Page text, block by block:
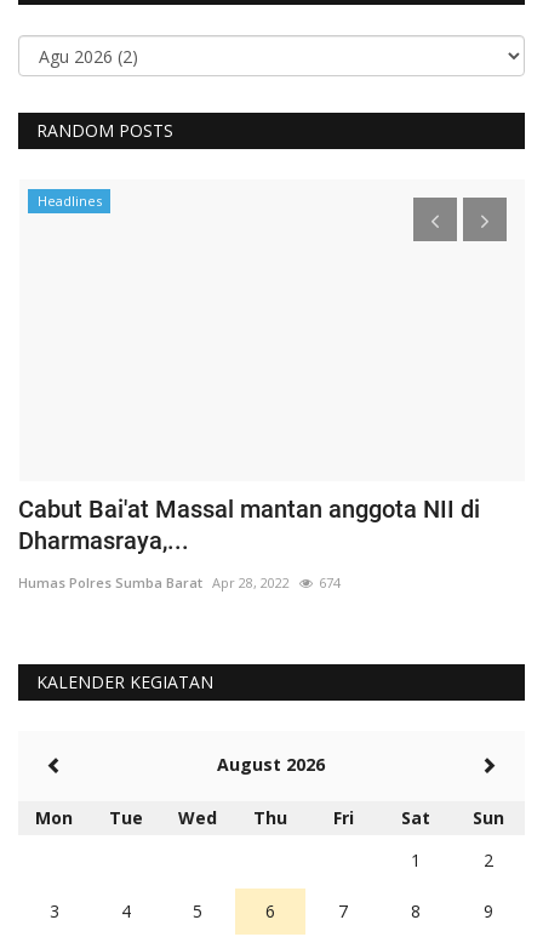
RANDOM POSTS
Headlines
Cabut Bai'at Massal mantan anggota NII di
Dharmasraya,...
Humas Polres Sumba Barat Apr 28, 2022 674
KALENDER KEGIATAN
August 2026
Mon Tue Wed Thu Fri Sat
Sun
1
2
3 4 5 6 7 8 9